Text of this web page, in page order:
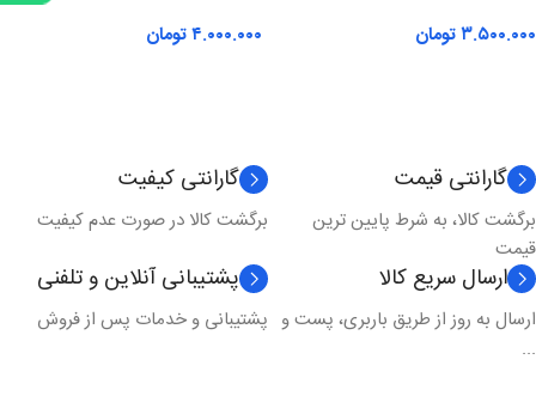
۳.۵۰۰.۰۰۰تومان
۴.۰۰۰.۰۰۰تومان
گارانتی قیمت
برگشت کالا، به شرط پایین ترین
قیمت
گارانتی کیفیت
برگشت کالا در صورت عدم کیفیت
ارسال سریع کالا
ارسال به روز از طریق باربری، پست و
...
پشتیبانی آنلاین و تلفنی
پشتیبانی و خدمات پس از فروش